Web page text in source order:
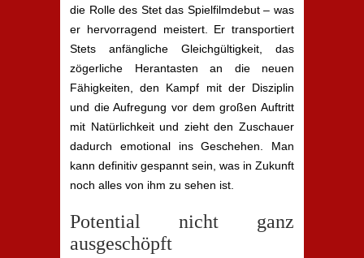
die Rolle des Stet das Spielfilmdebut – was
er hervorragend meistert. Er transportiert
Stets anfängliche Gleichgültigkeit, das
zögerliche Herantasten an die neuen
Fähigkeiten, den Kampf mit der Disziplin
und die Aufregung vor dem großen Auftritt
mit Natürlichkeit und zieht den Zuschauer
dadurch emotional ins Geschehen. Man
kann definitiv gespannt sein, was in Zukunft
noch alles von ihm zu sehen ist.
Potential nicht ganz
ausgeschöpft